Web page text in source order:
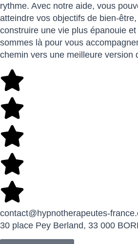
rythme. Avec notre aide, vous
atteindre vos objectifs de bien-
construire une vie plus épanouie
sommes là pour vous
chemin vers une meilleure version
contact@hypnotherapeutes-
30 place Pey Berland, 33 000